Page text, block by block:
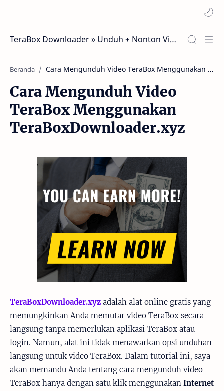
TeraBox Downloader » Unduh + Nonton Video TeraBox Tanpa Aplikasi/Login [TeraBox Streaming 2026]
Beranda
Cara Mengunduh Video
TeraBox Menggunakan
TeraBoxDownloader.xyz
TeraBoxDownloader.xyz adalah alat online gratis yang
memungkinkan Anda memutar video TeraBox secara
langsung tanpa memerlukan aplikasi TeraBox atau
login. Namun, alat ini tidak menawarkan opsi unduhan
langsung untuk video TeraBox. Dalam tutorial ini, saya
akan memandu Anda tentang cara mengunduh video
TeraBox hanya dengan satu klik menggunakan Internet